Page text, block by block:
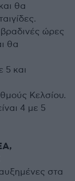
θα
βραδινές ώρες
θα
5 και
Κελσίου.
4 με 5
στα